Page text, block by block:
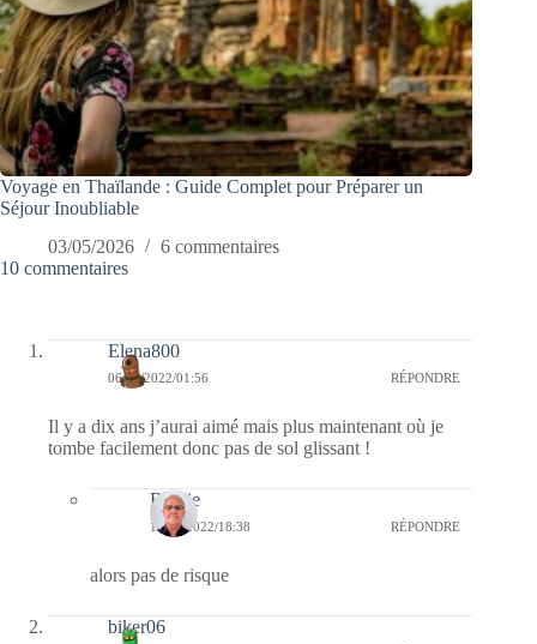
Voyage en Thaïlande : Guide Complet pour Préparer un
Séjour Inoubliable
03/05/2026
6 commentaires
10 commentaires
Elena800
06/04/2022/01:56 RÉPONDRE
Il y a dix ans j’aurai aimé mais plus maintenant où je
tombe facilement donc pas de sol glissant !
Bernie
11/04/2022/18:38 RÉPONDRE
alors pas de risque
biker06